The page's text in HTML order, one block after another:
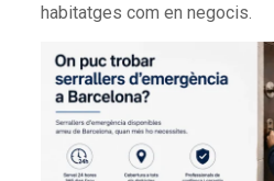
habitatges com en negocis.